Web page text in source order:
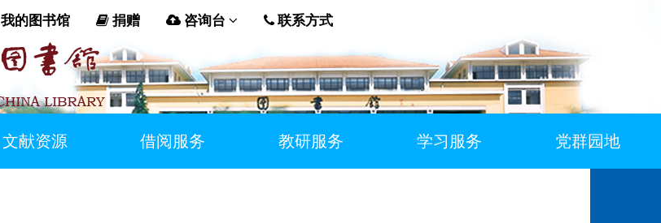
我的图书馆 捐赠 咨询台 联系方式
文献资源 借阅服务 教研服务 学习服务 党群园地